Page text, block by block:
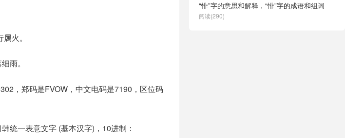
火。
雨。
，郑码是FVOW，中文电码是7190，区位码
统一表意文字 (基本汉字)，10进制：
“悱”字的意思和解释，“悱”字的成语和组词
阅读(290)